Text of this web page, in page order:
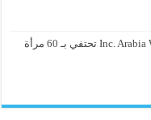
Inc. Arabia Women Of Influence 2026 تحتفي بـ 60 مرأة